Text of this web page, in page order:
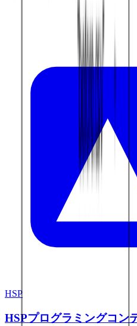
HSP
HSPプログラミングコン